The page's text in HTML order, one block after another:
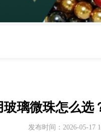
玻璃微珠怎么选
发布时间：2026-05-17